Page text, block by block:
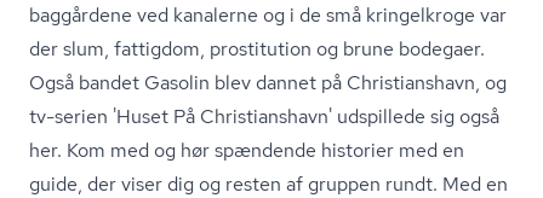
baggårdene ved kanalerne og i de små kringelkroge var
der slum, fattigdom, prostitution og brune bodegaer.
Også bandet Gasolin blev dannet på Christianshavn, og
tv-serien 'Huset På Chri­sti­ans­havn' udspillede sig også
her. Kom med og hør spændende historier med en
guide, der viser dig og resten af gruppen rundt. Med en